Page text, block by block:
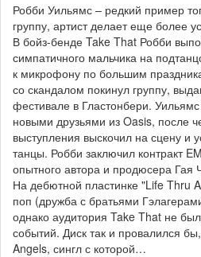
Робби Уильямс – редкий пример
группу, артист делает еще более
В бойз-бенде Take That Робби
симпатичного мальчика на
к микрофону по большим
со скандалом покинул группу,
фестивале в Гластонбери.
новыми друзьями из Oasis, после
выступления выскочил на сцену и
танцы. Робби заключил контракт
опытного автора и продюсера Гая
На дебютной пластинке "Life Thru
поп (дружба с братьями
однако аудитория Take That не
событий. Диск так и провалился
Angels, сингл с которой…